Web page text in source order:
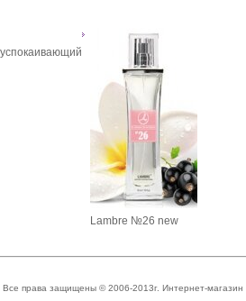
Lambre №26 new
Все права защищены © 2006-2013г. Интернет-